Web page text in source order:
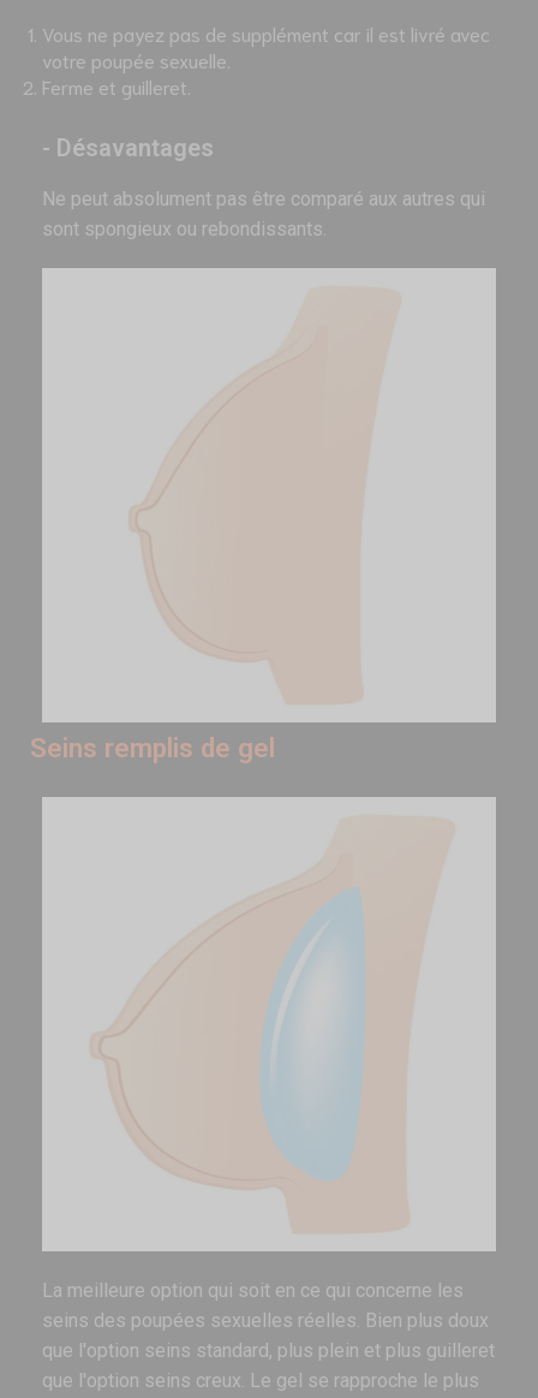
Vous ne payez pas de supplément car il est livré avec
votre poupée sexuelle.
Ferme et guilleret.
- Désavantages
Ne peut absolument pas être comparé aux autres qui
sont spongieux ou rebondissants.
Seins remplis de gel
La meilleure option qui soit en ce qui concerne les
seins des poupées sexuelles réelles. Bien plus doux
que l'option seins standard, plus plein et plus guilleret
que l'option seins creux. Le gel se rapproche le plus